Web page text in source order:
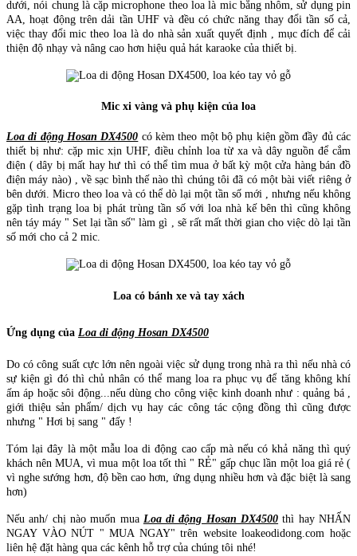
dưới, nói chung là cặp microphone theo loa là mic bằng nhôm, sử dụng pin
AA, hoạt động trên dải tần UHF và đều có chức năng thay đổi tần số cả,
việc thay đổi mic theo loa là do nhà sản xuất quyết định , mục đích để cải
thiện độ nhạy và nâng cao hơn hiệu quả hát karaoke của thiết bị.
Mic xi vàng và phụ kiện của loa
Loa di động Hosan DX4500 có kèm theo một bộ phụ kiện gồm đầy đủ các
thiết bị như: cặp mic xịn UHF, điều chỉnh loa từ xa và dây nguồn để cắm
điện ( dây bị mất hay hư thì có thể tìm mua ở bất kỳ một cửa hàng bán đồ
điện máy nào) , về sạc bình thế nào thì chúng tôi đã có một bài viết riêng ở
bên dưới. Micro theo loa và có thể dò lại một tần số mới , nhưng nếu không
gặp tình trạng loa bị phát trùng tần số với loa nhà kế bên thì cũng không
nên táy máy " Set lại tần số" làm gì , sẽ rất mất thời gian cho việc dò lại tần
số mới cho cả 2 mic.
Loa có bánh xe và tay xách
Ứng dụng của Loa di động Hosan DX4500
Do có công suất cực lớn nên ngoài việc sử dụng trong nhà ra thì nếu nhà có
sự kiện gì đó thì chủ nhân có thể mang loa ra phục vụ để tăng không khí
ấm áp hoặc sôi động...nếu dùng cho công việc kinh doanh như : quảng bá ,
giới thiệu sản phẩm/ dịch vụ hay các công tác cộng đồng thì cũng được
nhưng " Hơi bị sang " đấy !
Tóm lại đây là một mẫu loa di động cao cấp mà nếu có khả năng thì quý
khách nên MUA, vì mua một loa tốt thì " RẺ" gấp chục lần một loa giá rẻ (
vì nghe sướng hơn, độ bền cao hơn, ứng dụng nhiều hơn và đặc biệt là sang
hơn)
Nếu anh/ chị nào muốn mua Loa di động Hosan DX4500 thì hay NHẤN
NGAY VÀO NÚT " MUA NGAY" trên website loakeodidong.com hoặc
liên hệ đặt hàng qua các kênh hỗ trợ của chúng tôi nhé!